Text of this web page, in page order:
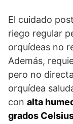
El cuidado
riego regular
orquídeas no
Además,
pero no
orquídea
con alta
grados